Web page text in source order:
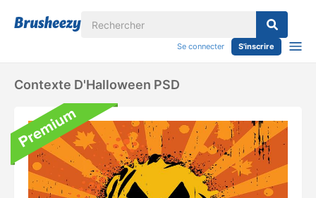
Se connecter S'inscrire
Contexte D'Halloween PSD